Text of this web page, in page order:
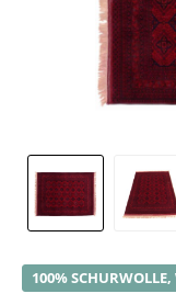
100% SCHURWOLLE,